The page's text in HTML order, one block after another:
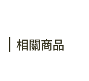
相關商品